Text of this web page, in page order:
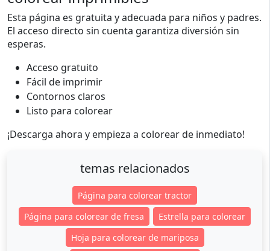
Esta página es gratuita y adecuada para niños y padres.
El acceso directo sin cuenta garantiza diversión sin
esperas.
Acceso gratuito
Fácil de imprimir
Contornos claros
Listo para colorear
¡Descarga ahora y empieza a colorear de inmediato!
temas relacionados
Página para colorear tractor
Página para colorear de fresa
Estrella para colorear
Hoja para colorear de mariposa